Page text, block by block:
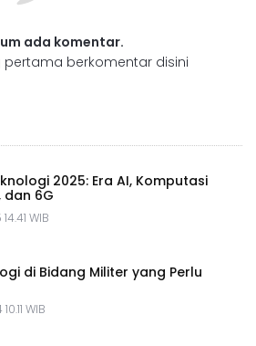
ada komentar.
pertama berkomentar disini
2025: Era AI, Komputasi
dan 6G
WIB
di Bidang Militer yang Perlu
WIB